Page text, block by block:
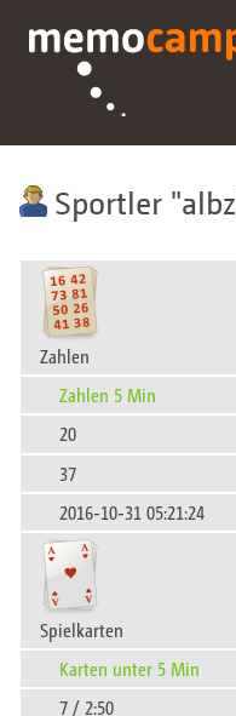
Sportler albz
Zahlen
Zahlen 5 Min
20
37
2016-10-31 05:21:24
Spielkarten
Karten unter 5 Min
7 / 2:50